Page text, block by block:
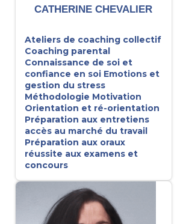
CATHERINE CHEVALIER
Ateliers de coaching collectif
Coaching parental
Connaissance de soi et
confiance en soi Emotions et
gestion du stress
Méthodologie Motivation
Orientation et ré-orientation
Préparation aux entretiens
accès au marché du travail
Préparation aux oraux
réussite aux examens et
concours